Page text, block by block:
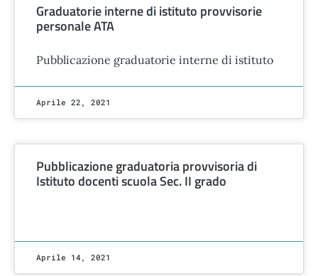
Graduatorie interne di istituto provvisorie
personale ATA
Pubblicazione graduatorie interne di istituto
Aprile 22, 2021
Pubblicazione graduatoria provvisoria di
Istituto docenti scuola Sec. II grado
Aprile 14, 2021